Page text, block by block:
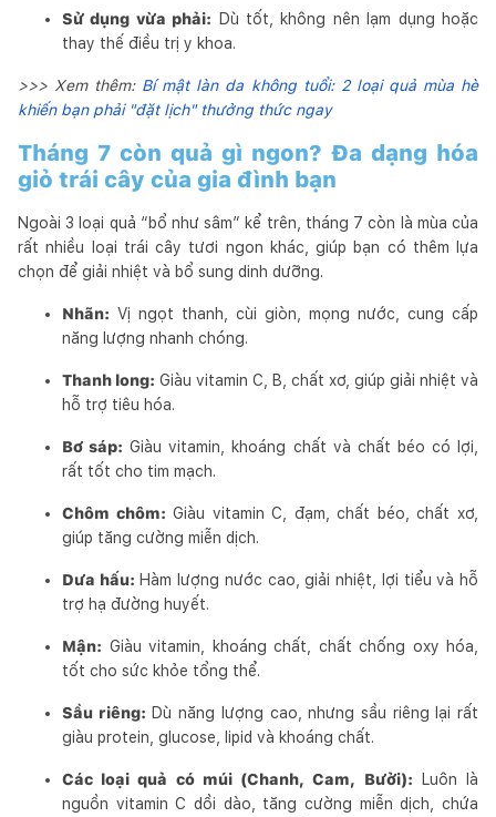
Sử dụng vừa phải: Dù tốt, không nên lạm dụng hoặc
thay thế điều trị y khoa.
>>> Xem thêm: Bí mật làn da không tuổi: 2 loại quả mùa hè
khiến bạn phải "đặt lịch" thưởng thức ngay
Tháng 7 còn quả gì ngon? Đa dạng hóa
giỏ trái cây của gia đình bạn
Ngoài 3 loại quả “bổ như sâm” kể trên, tháng 7 còn là mùa của
rất nhiều loại trái cây tươi ngon khác, giúp bạn có thêm lựa
chọn để giải nhiệt và bổ sung dinh dưỡng.
Nhãn: Vị ngọt thanh, cùi giòn, mọng nước, cung cấp
năng lượng nhanh chóng.
Thanh long: Giàu vitamin C, B, chất xơ, giúp giải nhiệt và
hỗ trợ tiêu hóa.
Bơ sáp: Giàu vitamin, khoáng chất và chất béo có lợi,
rất tốt cho tim mạch.
Chôm chôm: Giàu vitamin C, đạm, chất béo, chất xơ,
giúp tăng cường miễn dịch.
Dưa hấu: Hàm lượng nước cao, giải nhiệt, lợi tiểu và hỗ
trợ hạ đường huyết.
Mận: Giàu vitamin, khoáng chất, chất chống oxy hóa,
tốt cho sức khỏe tổng thể.
Sầu riêng: Dù năng lượng cao, nhưng sầu riêng lại rất
giàu protein, glucose, lipid và khoáng chất.
Các loại quả có múi (Chanh, Cam, Bưởi): Luôn là
nguồn vitamin C dồi dào, tăng cường miễn dịch, chứa